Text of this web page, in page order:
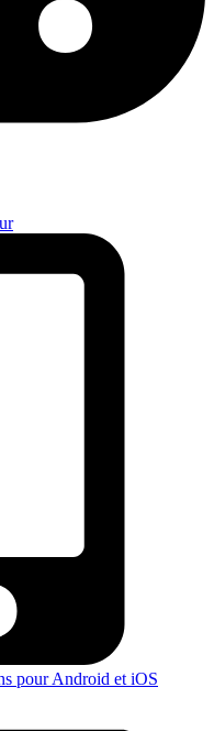
pour Android et iOS